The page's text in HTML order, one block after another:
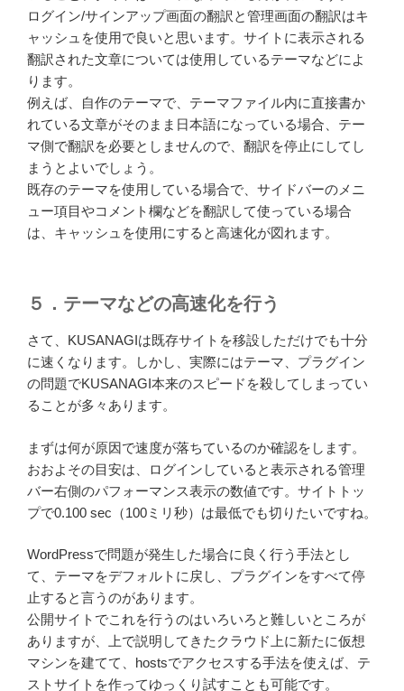
ログイン/サインアップ画面の翻訳と管理画面の翻訳はキ
ャッシュを使用で良いと思います。サイトに表示される
翻訳された文章については使用しているテーマなどによ
ります。
例えば、自作のテーマで、テーマファイル内に直接書か
れている文章がそのまま日本語になっている場合、テー
マ側で翻訳を必要としませんので、翻訳を停止にしてし
まうとよいでしょう。
既存のテーマを使用している場合で、サイドバーのメニ
ュー項目やコメント欄などを翻訳して使っている場合
は、キャッシュを使用にすると高速化が図れます。
５．テーマなどの高速化を行う
さて、KUSANAGIは既存サイトを移設しただけでも十分
に速くなります。しかし、実際にはテーマ、プラグイン
の問題でKUSANAGI本来のスピードを殺してしまってい
ることが多々あります。
まずは何が原因で速度が落ちているのか確認をします。
おおよその目安は、ログインしていると表示される管理
バー右側のパフォーマンス表示の数値です。サイトトッ
プで0.100 sec（100ミリ秒）は最低でも切りたいですね。
WordPressで問題が発生した場合に良く行う手法とし
て、テーマをデフォルトに戻し、プラグインをすべて停
止すると言うのがあります。
公開サイトでこれを行うのはいろいろと難しいところが
ありますが、上で説明してきたクラウド上に新たに仮想
マシンを建てて、hostsでアクセスする手法を使えば、テ
ストサイトを作ってゆっくり試すことも可能です。